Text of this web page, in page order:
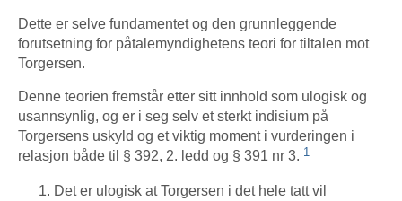
Dette er selve fundamentet og den grunnleggende
forutsetning for påtalemyndighetens teori for tiltalen mot
Torgersen.
Denne teorien fremstår etter sitt innhold som ulogisk og
usannsynlig, og er i seg selv et sterkt indisium på
Torgersens uskyld og et viktig moment i vurderingen i
relasjon både til § 392, 2. ledd og § 391 nr 3. 1
Det er ulogisk at Torgersen i det hele tatt vil